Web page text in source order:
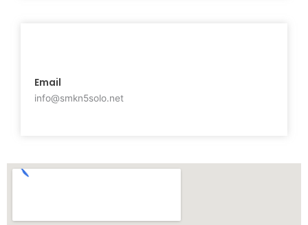
Email
info@smkn5solo.net